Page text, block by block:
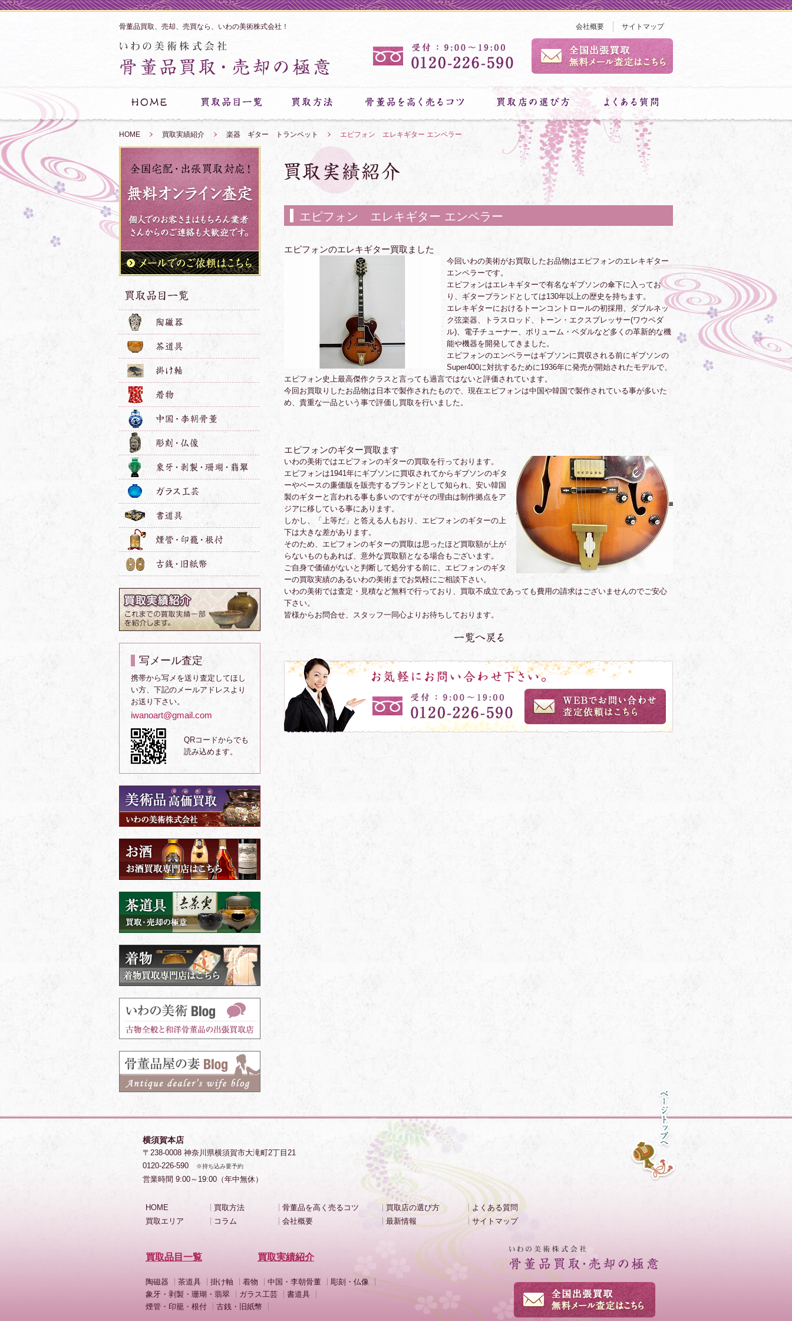
骨董品買取、売却、売買なら、いわの美術株式会社！ 会社概要 サイトマップ
HOME 買取実績紹介 楽器 ギター トランペット エピフォン エレキギター エンペラー
エピフォン エレキギター エンペラー
エピフォンのエレキギター買取ました
今回いわの美術がお買取したお品物はエピフォンのエレキギター
エンペラーです。
エピフォンはエレキギターで有名なギブソンの傘下に入ってお
り、ギターブランドとしては130年以上の歴史を持ちます。
エレキギターにおけるトーンコントロールの初採用、ダブルネッ
ク弦楽器、トラスロッド、トーン・エクスプレッサー(ワウペダ
ル)、電子チューナー、ボリューム・ペダルなど多くの革新的な機
能や機器を開発してきました。
エピフォンのエンペラーはギブソンに買収される前にギブソンの
Super400に対抗するために1936年に発売が開始されたモデルで、
エピフォン史上最高傑作クラスと言っても過言ではないと評価されています。
今回お買取りしたお品物は日本で製作されたもので、現在エピフォンは中国や韓国で製作されている事が多いた
め、貴重な一品という事で評価し買取を行いました。
エピフォンのギター買取ます
いわの美術ではエピフォンのギターの買取を行っております。
エピフォンは1941年にギブソンに買収されてからギブソンのギタ
ーやベースの廉価版を販売するブランドとして知られ、安い韓国
製のギターと言われる事も多いのですがその理由は制作拠点をア
ジアに移している事にあります。
しかし、「上等だ」と答える人もおり、エピフォンのギターの上
下は大きな差があります。
そのため、エピフォンのギターの買取は思ったほど買取額が上が
らないものもあれば、意外な買取額となる場合もございます。
ご自身で価値がないと判断して処分する前に、エピフォンのギタ
ーの買取実績のあるいわの美術までお気軽にご相談下さい。
いわの美術では査定・見積など無料で行っており、買取不成立であっても費用の請求はございませんのでご安心
下さい。
皆様からお問合せ、スタッフ一同心よりお待ちしております。
写メール査定
携帯から写メを送り査定してほし
い方、下記のメールアドレスより
お送り下さい。
iwanoart@gmail.com
QRコードからでも
読み込めます。
横須賀本店
〒238-0008 神奈川県横須賀市大滝町2丁目21
0120-226-590
※持ち込み要予約
営業時間 9:00～19:00（年中無休）
HOME 買取方法 骨董品を高く売るコツ 買取店の選び方
よくある質問
買取エリア
コラム 会社概要 最新情報 サイトマップ
買取品目一覧 買取実績紹介
陶磁器 茶道具 掛け軸 着物 中国・李朝骨董
彫刻・仏像
象牙・剥製・珊瑚・翡翠
ガラス工芸
書道具
煙管・印籠・根付
古銭・旧紙幣